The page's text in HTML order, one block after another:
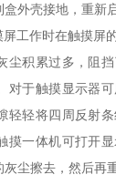
外壳接地，重新
工作时在触摸屏
尘积累过多，阻
对于触摸显示器
轻轻将四周反射
摸一体机可打开
尘擦去，然后再